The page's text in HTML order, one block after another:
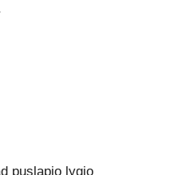
puslapio lygio